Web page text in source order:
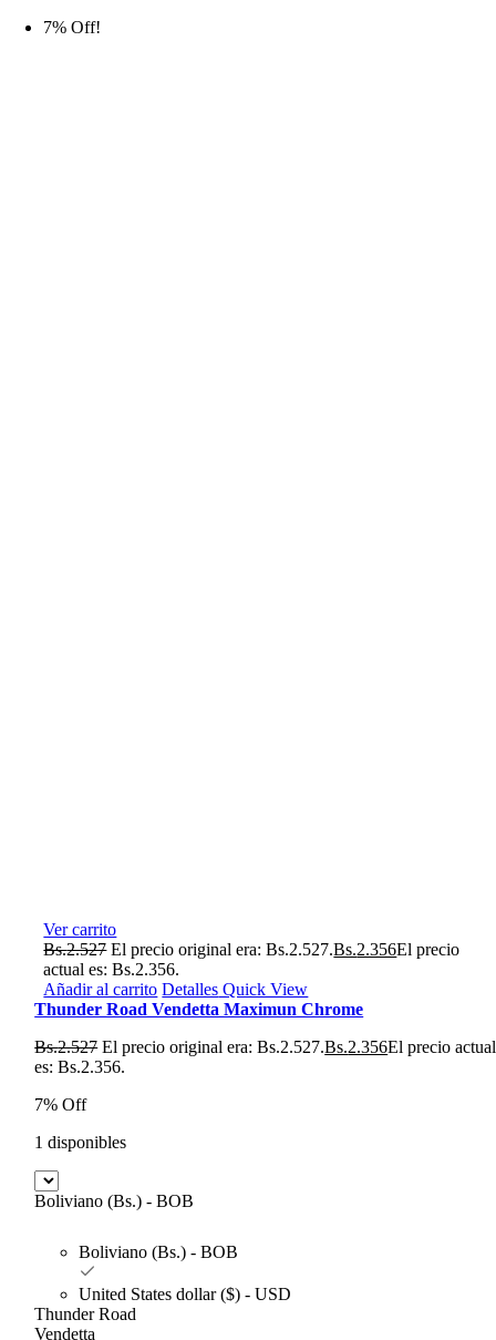
7% Off!
Ver carrito
Bs.2.527 El precio original era: Bs.2.527.Bs.2.356El precio
actual es: Bs.2.356.
Añadir al carrito Detalles Quick View
Thunder Road Vendetta Maximun Chrome
Bs.2.527 El precio original era: Bs.2.527.Bs.2.356El precio actual
es: Bs.2.356.
7% Off
1 disponibles
Boliviano (Bs.) - BOB
Boliviano (Bs.) - BOB
United States dollar ($) - USD
Thunder Road
Vendetta